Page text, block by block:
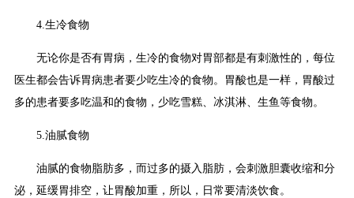
4.生冷食物
无论你是否有胃病，生冷的食物对胃部都是有刺激性的，每位
医生都会告诉胃病患者要少吃生冷的食物。胃酸也是一样，胃酸过
多的患者要多吃温和的食物，少吃雪糕、冰淇淋、生鱼等食物。
5.油腻食物
油腻的食物脂肪多，而过多的摄入脂肪，会刺激胆囊收缩和分
泌，延缓胃排空，让胃酸加重，所以，日常要清淡饮食。